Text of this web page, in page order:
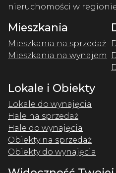
nieruchomości w
Mieszkania
Mieszkania na sprzedaż
Mieszkania na wynajem
Lokale i Obiekty
Lokale do wynajęcia
Hale na sprzedaż
Hale do wynajęcia
Obiekty na sprzedaż
Obiekty do wynajęcia